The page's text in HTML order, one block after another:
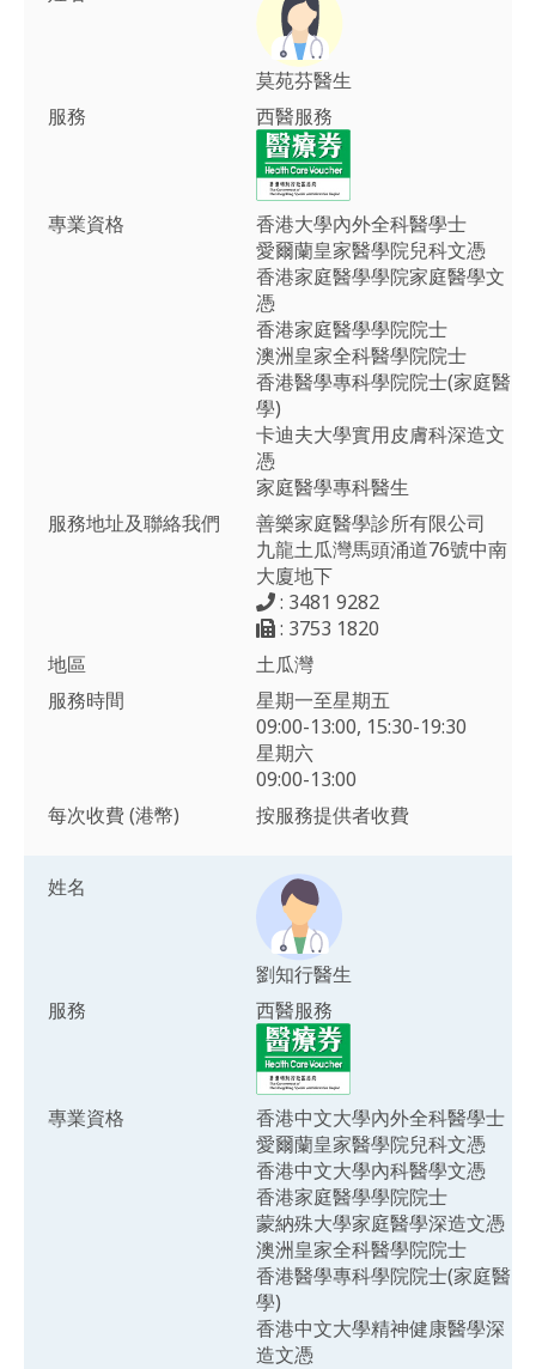
莫苑芬醫生
服務
西醫服務
專業資格
香港大學內外全科醫學士
愛爾蘭皇家醫學院兒科文憑
香港家庭醫學學院家庭醫學文
憑
香港家庭醫學學院院士
澳洲皇家全科醫學院院士
香港醫學專科學院院士(家庭醫
學)
卡迪夫大學實用皮膚科深造文
憑
家庭醫學專科醫生
服務地址及聯絡我們
善樂家庭醫學診所有限公司
九龍土瓜灣馬頭涌道76號中南
大廈地下
: 3481 9282
: 3753 1820
地區
土瓜灣
服務時間
星期一至星期五
09:00-13:00, 15:30-19:30
星期六
09:00-13:00
每次收費 (港幣)
按服務提供者收費
姓名
劉知行醫生
服務
西醫服務
專業資格
香港中文大學內外全科醫學士
愛爾蘭皇家醫學院兒科文憑
香港中文大學內科醫學文憑
香港家庭醫學學院院士
蒙納殊大學家庭醫學深造文憑
澳洲皇家全科醫學院院士
香港醫學專科學院院士(家庭醫
學)
香港中文大學精神健康醫學深
造文憑